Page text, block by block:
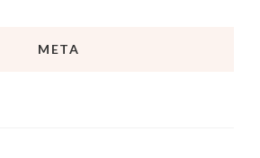
META